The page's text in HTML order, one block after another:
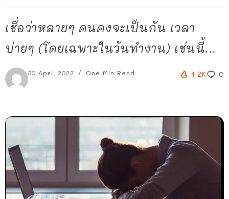
เชื่อว่าหลายๆ คนคงจะเป็นกัน เวลา
บ่ายๆ (โดยเฉพาะในวันทำงาน) เช่นนี้...
30 April 2022 One Min Read 1.2K 0